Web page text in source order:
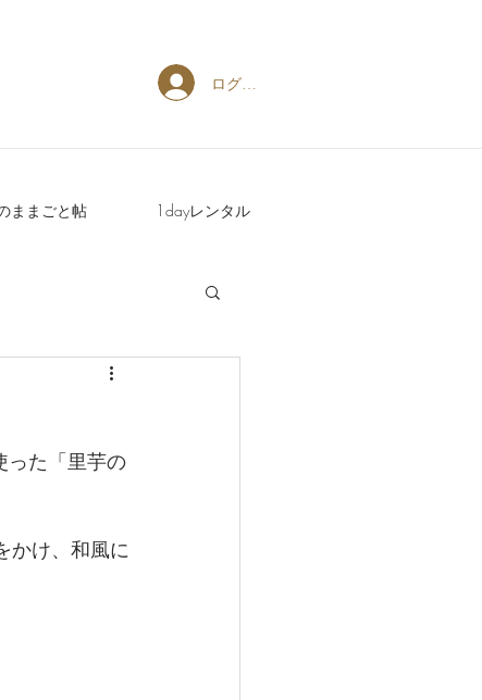
ログイン
ままごと帖 1dayレンタル
った「里芋の
かけ、和風に